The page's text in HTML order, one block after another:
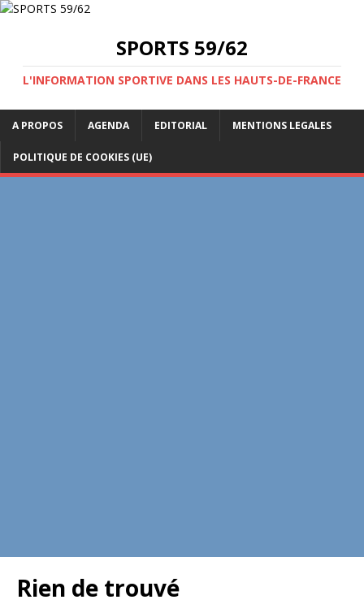
SPORTS 59/62
L'INFORMATION SPORTIVE DANS LES HAUTS-DE-FRANCE
A PROPOS AGENDA EDITORIAL MENTIONS LEGALES
POLITIQUE DE COOKIES (UE)
Rien de trouvé